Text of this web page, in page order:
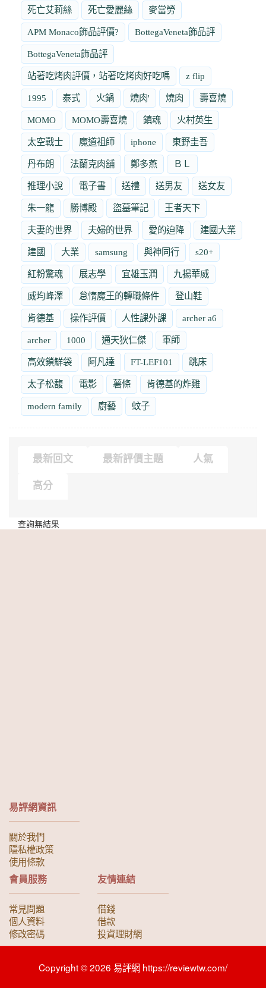
死亡艾莉絲 死亡愛麗絲 麥當勞
APM Monaco飾品評價? BottegaVeneta飾品評
BottegaVeneta飾品評
站著吃烤肉評價，站著吃烤肉好吃嗎 z flip
1995 泰式 火鍋 燒肉' 燒肉 壽喜燒
MOMO MOMO壽喜燒 鎮魂 火村英生
太空戰士 魔道祖師 iphone 東野圭吾
丹布朗 法蘭克肉舖 鄭多燕 ＢＬ
推理小說 電子書 送禮 送男友 送女友
朱一龍 勝博殿 盜墓筆記 王者天下
夫妻的世界 夫婦的世界 愛的迫降 建國大業
建國 大業 samsung 與神同行 s20+
紅粉驚魂 展志學 宜雄玉潤 九揚華威
威均峰澤 怠惰魔王的轉職條件 登山鞋
肯德基 操作評價 人性課外課 archer a6
archer 1000 通天狄仁傑 軍師
高效鎖鮮袋 阿凡達 FT-LEF101 跳床
太子松馥 電影 薯條 肯德基的炸雞
modern family 廚藝 蚊子
最新回文 最新評價主題 人氣
高分
查詢無結果
易評網資訊
關於我們
隱私權政策
使用條款
會員服務
常見問題
個人資料
修改密碼
友情連結
借錢
借款
投資理財網
Copyright © 2026 易評網 https://reviewtw.com/